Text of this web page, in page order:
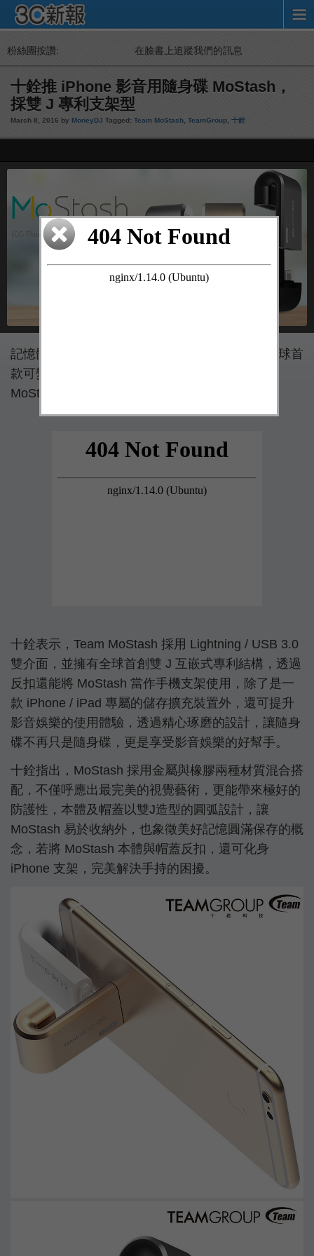
粉絲團按讚: 在臉書上追蹤我們的訊息
十銓推 iPhone 影音用隨身碟 MoStash，
採雙 J 專利支架型
March 8, 2016 by MoneyDJ Tagged: Team MoStash TeamGroup 十銓
記憶體品牌廠商十銓（TeamGroup）宣布推出全球首
款可變形為手機支架的 iPhone 專用隨身碟
MoStash。
十銓表示，Team MoStash 採用 Lightning / USB 3.0
雙介面，並擁有全球首創雙 J 互嵌式專利結構，透過
反扣還能將 MoStash 當作手機支架使用，除了是一
款 iPhone / iPad 專屬的儲存擴充裝置外，還可提升
影音娛樂的使用體驗，透過精心琢磨的設計，讓隨身
碟不再只是隨身碟，更是享受影音娛樂的好幫手。
十銓指出，MoStash 採用金屬與橡膠兩種材質混合搭
配，不僅呼應出最完美的視覺藝術，更能帶來極好的
防護性，本體及帽蓋以雙J造型的圓弧設計，讓
MoStash 易於收納外，也象徵美好記憶圓滿保存的概
念，若將 MoStash 本體與帽蓋反扣，還可化身
iPhone 支架，完美解決手持的困擾。